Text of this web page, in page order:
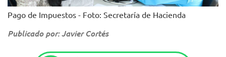
Pago de Impuestos - Foto: Secretaría de Hacienda
Publicado por: Javier Cortés